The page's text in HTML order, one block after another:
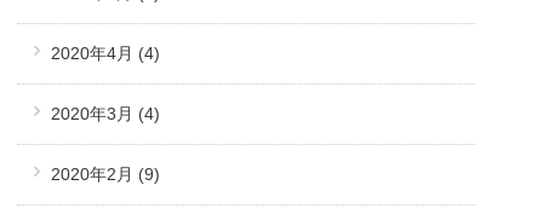
2020年4月 (4)
2020年3月 (4)
2020年2月 (9)